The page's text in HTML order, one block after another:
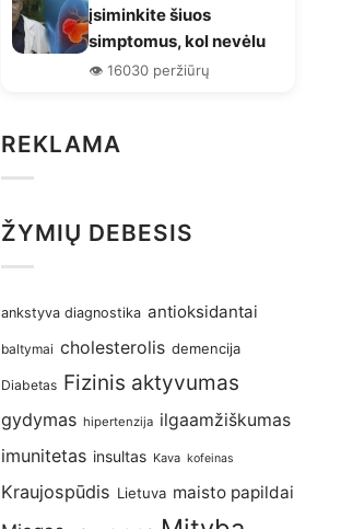
įsiminkite šiuos
simptomus, kol nevėlu
👁️ 16030 peržiūrų
REKLAMA
ŽYMIŲ DEBESIS
ankstyva diagnostika antioksidantai
baltymai cholesterolis demencija
Diabetas Fizinis aktyvumas
gydymas hipertenzija ilgaamžiškumas
imunitetas insultas Kava kofeinas
Kraujospūdis Lietuva maisto papildai